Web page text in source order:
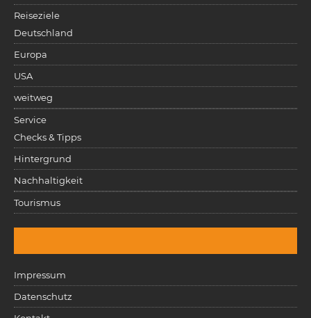
Reiseziele
Deutschland
Europa
USA
weitweg
Service
Checks & Tipps
Hintergrund
Nachhaltigkeit
Tourismus
Impressum
Datenschutz